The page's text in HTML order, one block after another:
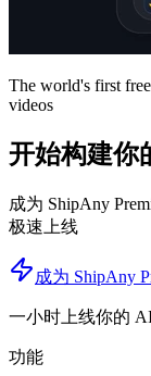
The world's first
videos
开始构建你
成为 ShipAny
极速上线
成为 ShipAny
一小时上线你的
功能